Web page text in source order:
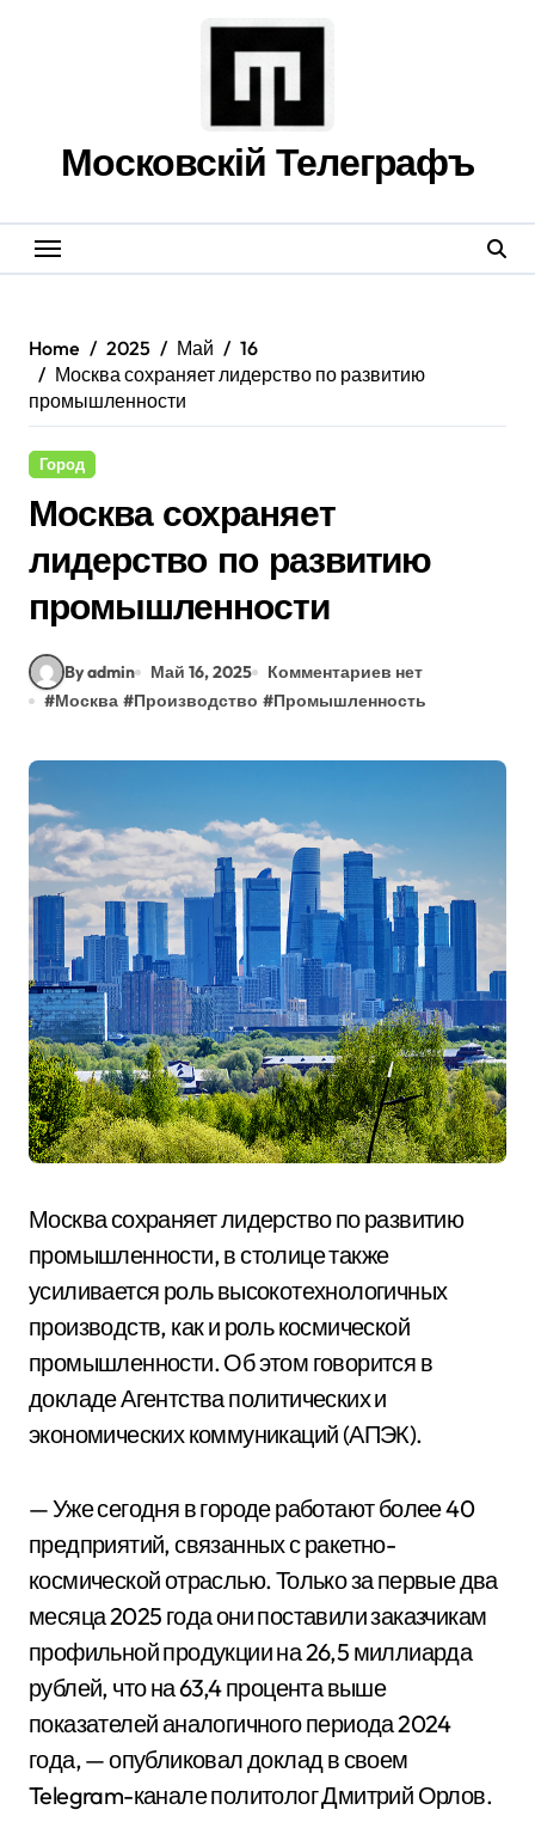
Московскій Телеграфъ
Home 2025 Май
16
Москва сохраняет лидерство по развитию
промышленности
Город
Москва сохраняет
лидерство по развитию
промышленности
By admin Май 16, 2025
Комментариев нет
#Москва #Производство #Промышленность
Москва сохраняет лидерство по развитию
промышленности, в столице также
усиливается роль высокотехнологичных
производств, как и роль космической
промышленности. Об этом говорится в
докладе Агентства политических и
экономических коммуникаций (АПЭК).
— Уже сегодня в городе работают более 40
предприятий, связанных с ракетно-
космической отраслью. Только за первые два
месяца 2025 года они поставили заказчикам
профильной продукции на 26,5 миллиарда
рублей, что на 63,4 процента выше
показателей аналогичного периода 2024
года, — опубликовал доклад в своем
Telegram-канале политолог Дмитрий Орлов.